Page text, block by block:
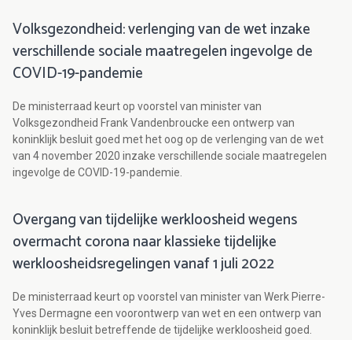
Volksgezondheid: verlenging van de wet inzake
verschillende sociale maatregelen ingevolge de
COVID-19-pandemie
De ministerraad keurt op voorstel van minister van
Volksgezondheid Frank Vandenbroucke een ontwerp van
koninklijk besluit goed met het oog op de verlenging van de wet
van 4 november 2020 inzake verschillende sociale maatregelen
ingevolge de COVID-19-pandemie.
Overgang van tijdelijke werkloosheid wegens
overmacht corona naar klassieke tijdelijke
werkloosheidsregelingen vanaf 1 juli 2022
De ministerraad keurt op voorstel van minister van Werk Pierre-
Yves Dermagne een voorontwerp van wet en een ontwerp van
koninklijk besluit betreffende de tijdelijke werkloosheid goed.